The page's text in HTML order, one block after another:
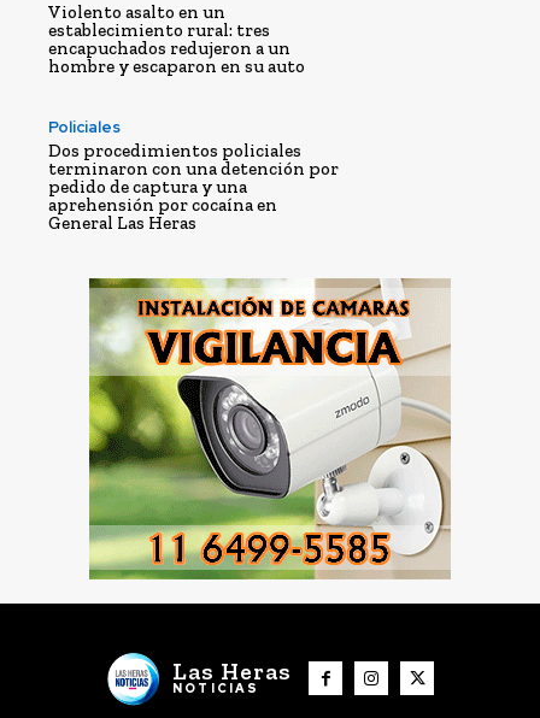
Violento asalto en un
establecimiento rural: tres
encapuchados redujeron a un
hombre y escaparon en su auto
Policiales
Dos procedimientos policiales
terminaron con una detención por
pedido de captura y una
aprehensión por cocaína en
General Las Heras
Las Heras
NOTICIAS